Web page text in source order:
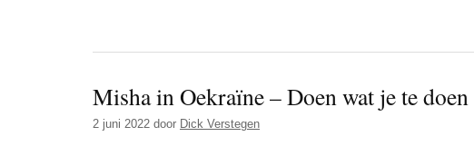
Misha in Oekraïne – Doen wat je te
2 juni 2022 door Dick Verstegen